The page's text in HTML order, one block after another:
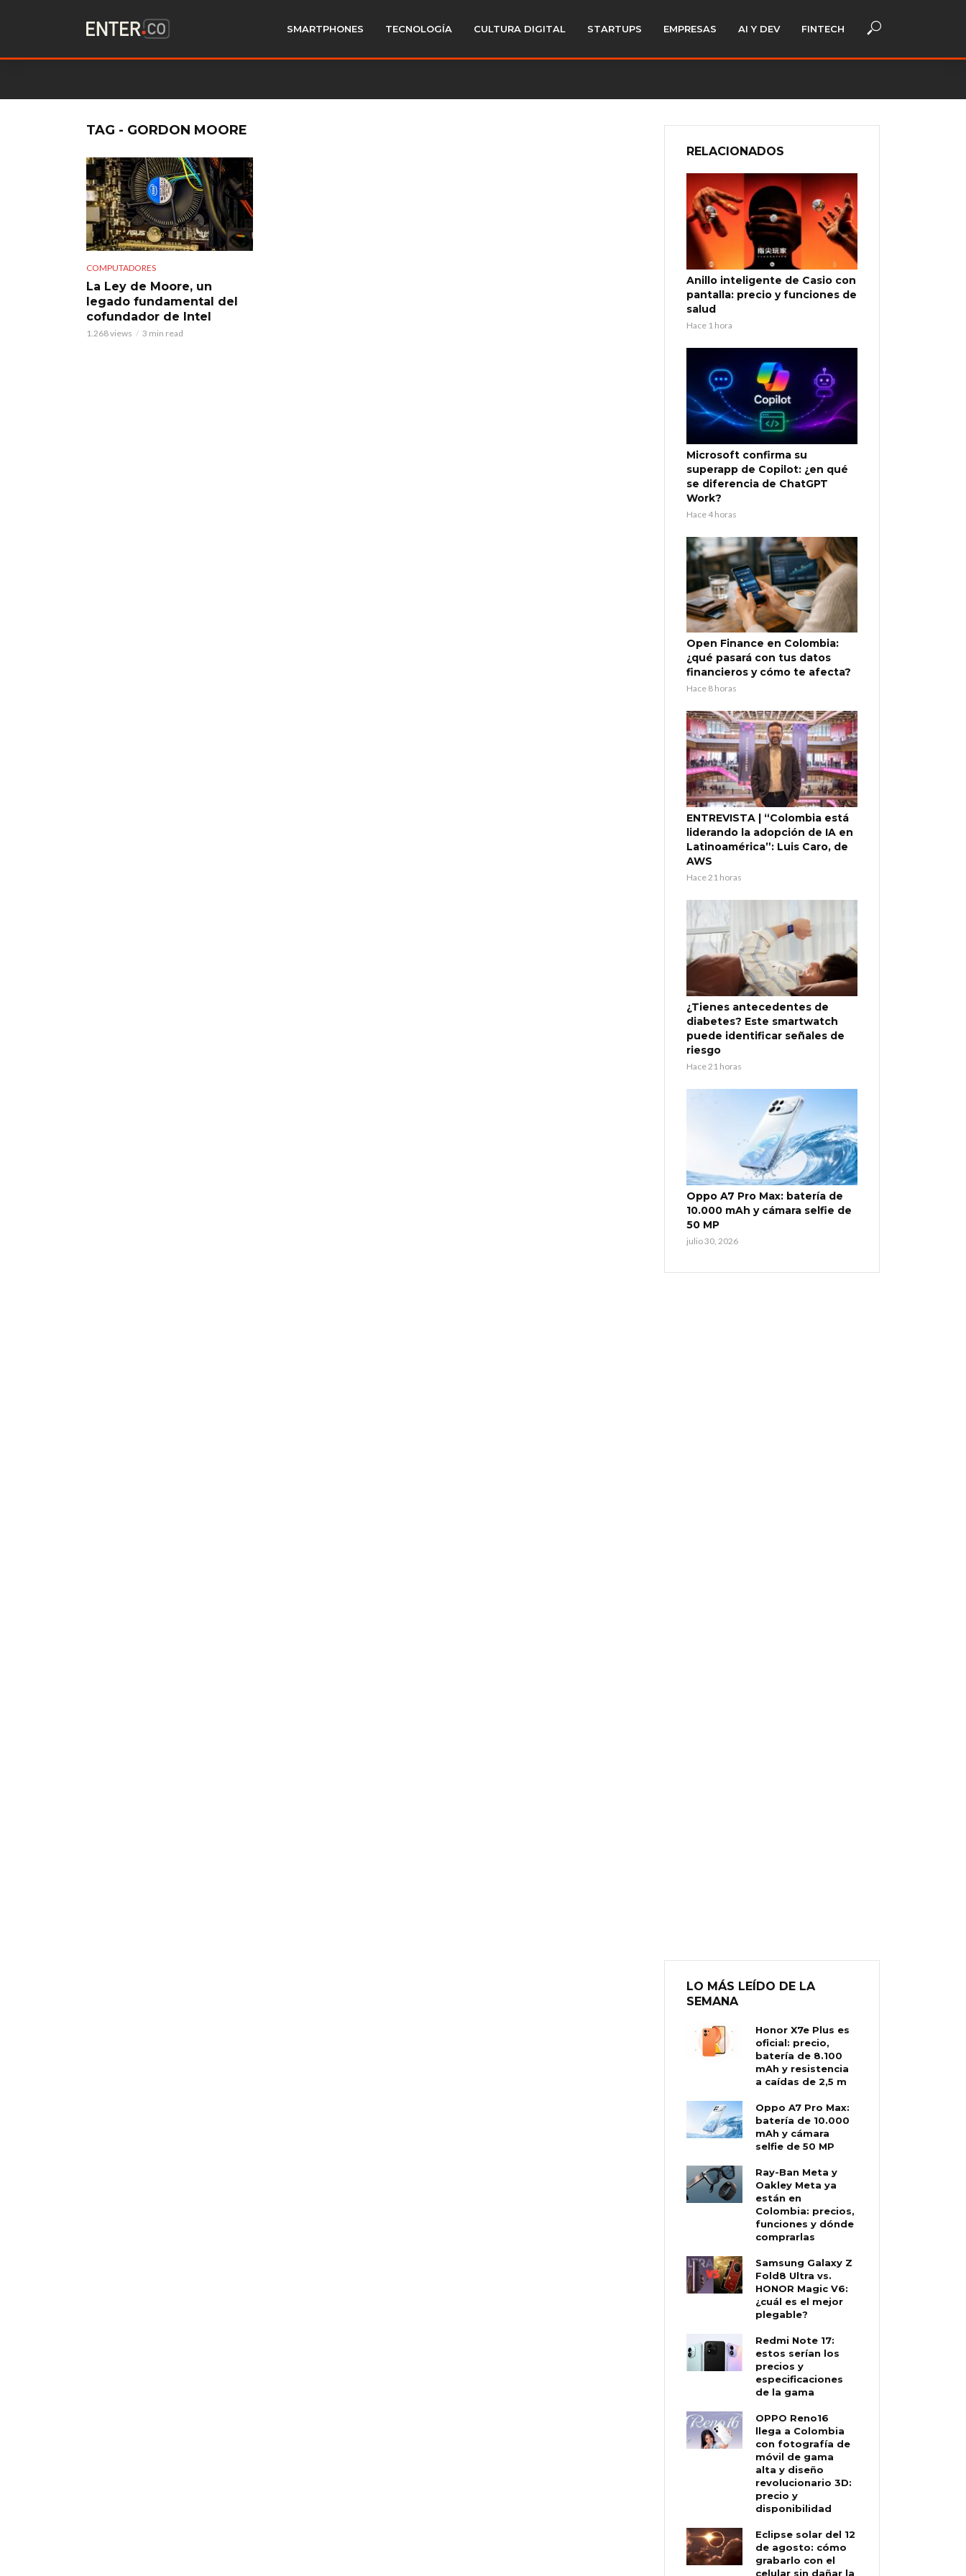
SMARTPHONES TECNOLOGÍA CULTURA DIGITAL STARTUPS EMPRESAS AI Y DEV FINTECH
TAG - GORDON MOORE
COMPUTADORES
La Ley de Moore, un
legado fundamental del
cofundador de Intel
1.268 views 3 min read
RELACIONADOS
Anillo inteligente de Casio con
pantalla: precio y funciones de
salud
Hace 1 hora
Microsoft confirma su
superapp de Copilot: ¿en qué
se diferencia de ChatGPT
Work?
Hace 4 horas
Open Finance en Colombia:
¿qué pasará con tus datos
financieros y cómo te afecta?
Hace 8 horas
ENTREVISTA | “Colombia está
liderando la adopción de IA en
Latinoamérica”: Luis Caro, de
AWS
Hace 21 horas
¿Tienes antecedentes de
diabetes? Este smartwatch
puede identificar señales de
riesgo
Hace 21 horas
Oppo A7 Pro Max: batería de
10.000 mAh y cámara selfie de
50 MP
julio 30, 2026
LO MÁS LEÍDO DE LA
SEMANA
Honor X7e Plus es
oficial: precio,
batería de 8.100
mAh y resistencia
a caídas de 2,5 m
Oppo A7 Pro Max:
batería de 10.000
mAh y cámara
selfie de 50 MP
Ray-Ban Meta y
Oakley Meta ya
están en
Colombia: precios,
funciones y dónde
comprarlas
Samsung Galaxy Z
Fold8 Ultra vs.
HONOR Magic V6:
¿cuál es el mejor
plegable?
Redmi Note 17:
estos serían los
precios y
especificaciones
de la gama
OPPO Reno16
llega a Colombia
con fotografía de
móvil de gama
alta y diseño
revolucionario 3D:
precio y
disponibilidad
Eclipse solar del 12
de agosto: cómo
grabarlo con el
celular sin dañar la